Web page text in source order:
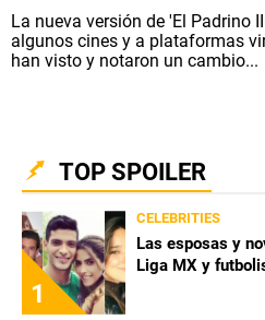
La nueva versión de 'El Padrino
algunos cines y a plataformas
han visto y notaron un cambio...
TOP SPOILER
1
CELEBRITIES
Las esposas y
Liga MX y